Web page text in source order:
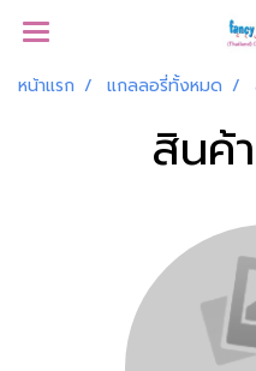
หน้าแรก แกลลอรี่ทั้งหมด
สินค้